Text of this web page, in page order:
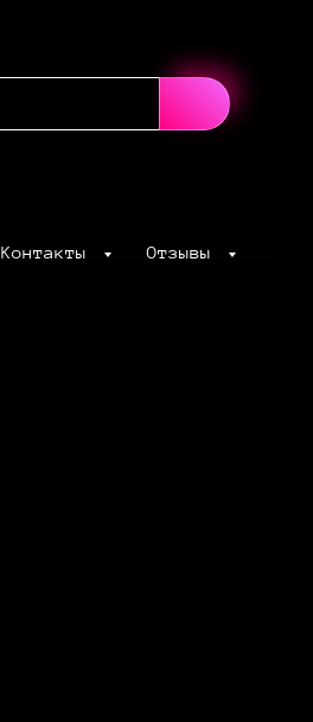
Контакты Отзывы